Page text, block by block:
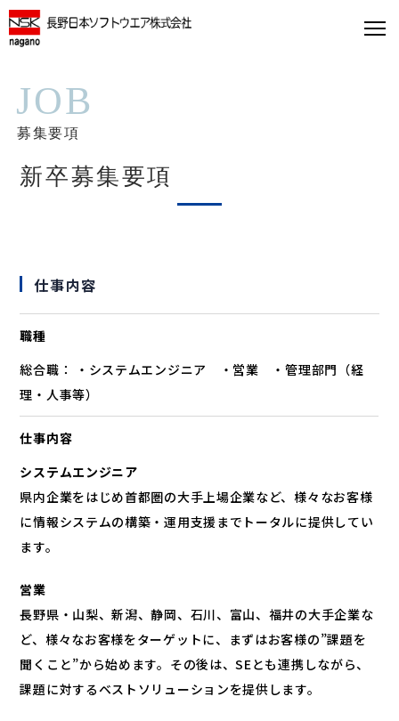
JOB
募集要項
新卒募集要項
仕事内容
職種
総合職： ・システムエンジニア ・営業 ・管理部門（経
理・人事等）
仕事内容
システムエンジニア
県内企業をはじめ首都圏の大手上場企業など、様々なお客様
に情報システムの構築・運用支援までトータルに提供してい
ます。
営業
長野県・山梨、新潟、静岡、石川、富山、福井の大手企業な
ど、様々なお客様をターゲットに、まずはお客様の”課題を
聞くこと”から始めます。その後は、SEとも連携しながら、
課題に対するベストソリューションを提供します。